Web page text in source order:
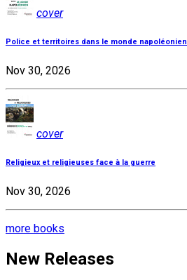
cover
Police et territoires dans le monde napoléonien
Nov 30, 2026
cover
Religieux et religieuses face à la guerre
Nov 30, 2026
more books
New Releases